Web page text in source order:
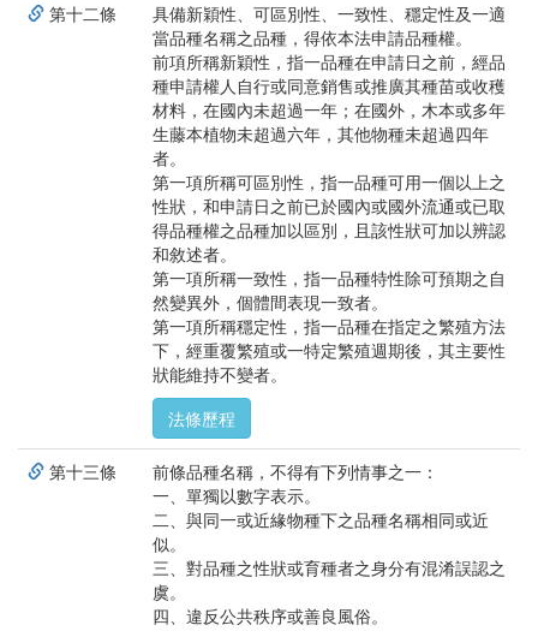
第十二條
具備新穎性、可區別性、一致性、穩定性及一適
當品種名稱之品種，得依本法申請品種權。
前項所稱新穎性，指一品種在申請日之前，經品
種申請權人自行或同意銷售或推廣其種苗或收穫
材料，在國內未超過一年；在國外，木本或多年
生藤本植物未超過六年，其他物種未超過四年
者。
第一項所稱可區別性，指一品種可用一個以上之
性狀，和申請日之前已於國內或國外流通或已取
得品種權之品種加以區別，且該性狀可加以辨認
和敘述者。
第一項所稱一致性，指一品種特性除可預期之自
然變異外，個體間表現一致者。
第一項所稱穩定性，指一品種在指定之繁殖方法
下，經重覆繁殖或一特定繁殖週期後，其主要性
狀能維持不變者。
法條歷程
第十三條
前條品種名稱，不得有下列情事之一：
一、單獨以數字表示。
二、與同一或近緣物種下之品種名稱相同或近
似。
三、對品種之性狀或育種者之身分有混淆誤認之
虞。
四、違反公共秩序或善良風俗。